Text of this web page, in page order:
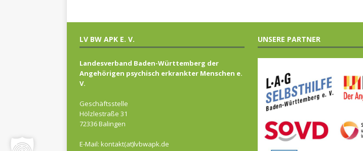
LV BW APK E. V.
Landesverband Baden-Württemberg der
Angehörigen psychisch erkrankter Menschen e.
V.
Geschäftsstelle
Hölzlestraße 31
72336 Balingen
E-Mail: kontakt(at)lvbwapk.de
UNSERE PARTNER